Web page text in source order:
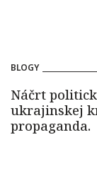
BLOGY